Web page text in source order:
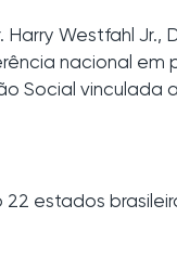
Westfahl Jr.,
nacional em
Social vinculada
estados